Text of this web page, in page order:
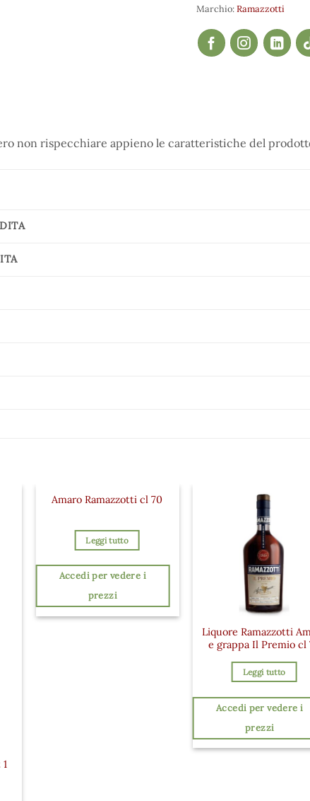
Marchio:Ramazzotti
non rispecchiare appieno le caratteristiche del
Amaro Ramazzotti cl 70
Leggi tutto
Accedi per vedere i
prezzi
Liquore Ramazzotti
e grappa Il Premio cl
Leggi tutto
Accedi per vedere i
prezzi